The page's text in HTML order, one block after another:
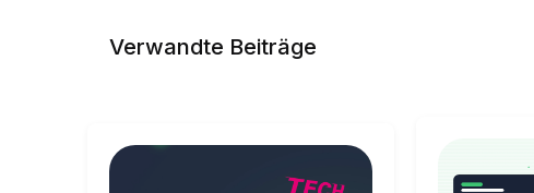
Verwandte Beiträge